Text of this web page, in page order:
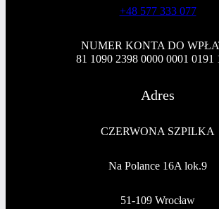
+48 577 333 077
NUMER KONTA DO
81 1090 2398 0000 0001 0191
Adres
CZERWONA SZPILKA
Na Polance 16A lok.9
51-109 Wrocław